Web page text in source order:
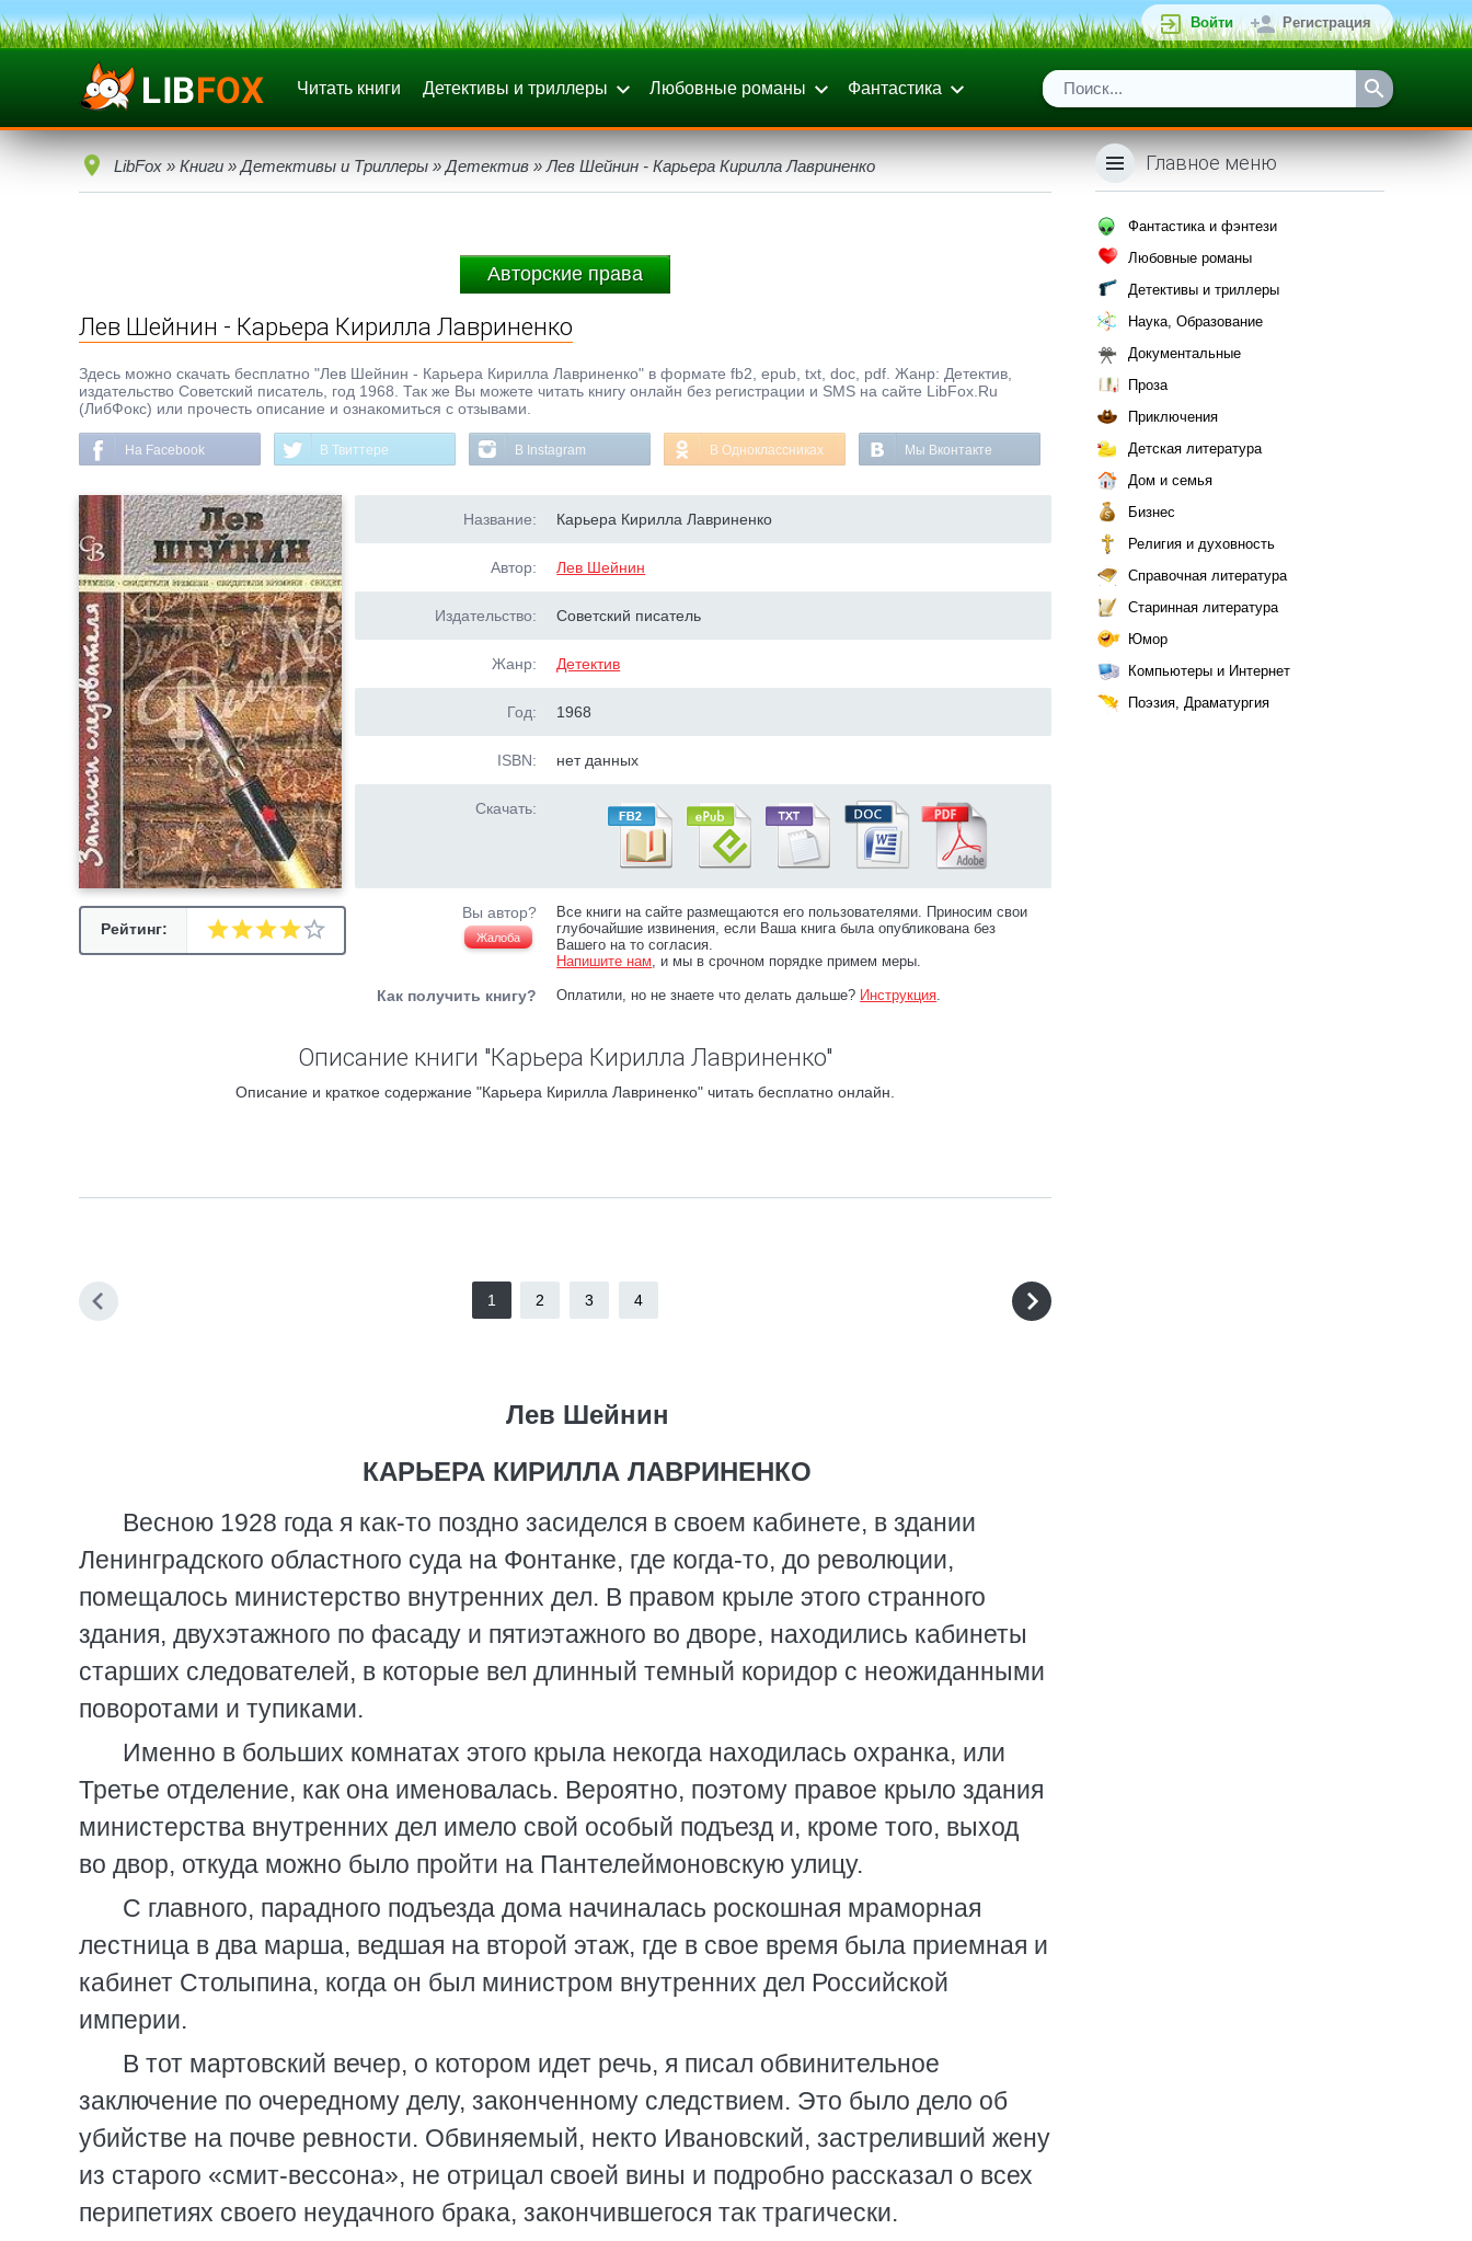
Войти Регистрация
Читать книги Детективы и триллеры Любовные романы Фантастика
LibFox » Книги » Детективы и Триллеры » Детектив » Лев Шейнин - Карьера Кирилла Лавриненко
Авторские права
Лев Шейнин - Карьера Кирилла Лавриненко
Здесь можно скачать бесплатно "Лев Шейнин - Карьера Кирилла Лавриненко" в формате fb2, epub, txt, doc, pdf. Жанр: Детектив,
издательство Советский писатель, год 1968. Так же Вы можете читать книгу онлайн без регистрации и SMS на сайте LibFox.Ru
(ЛибФокс) или прочесть описание и ознакомиться с отзывами.
На Facebook В Твиттере В Instagram В Одноклассниках Мы Вконтакте
Рейтинг:
Название: Карьера Кирилла Лавриненко
Автор: Лев Шейнин
Издательство: Советский писатель
Жанр: Детектив
Год: 1968
ISBN: нет данных
Скачать:
Вы автор?
Жалоба
Все книги на сайте размещаются его пользователями. Приносим свои
глубочайшие извинения, если Ваша книга была опубликована без
Вашего на то согласия.
Напишите нам, и мы в срочном порядке примем меры.
Как получить книгу? Оплатили, но не знаете что делать дальше? Инструкция.
Описание книги "Карьера Кирилла Лавриненко"
Описание и краткое содержание "Карьера Кирилла Лавриненко" читать бесплатно онлайн.
1 2 3 4
Лев Шейнин
КАРЬЕРА КИРИЛЛА ЛАВРИНЕНКО
Весною 1928 года я как-то поздно засиделся в своем кабинете, в здании
Ленинградского областного суда на Фонтанке, где когда-то, до революции,
помещалось министерство внутренних дел. В правом крыле этого странного
здания, двухэтажного по фасаду и пятиэтажного во дворе, находились кабинеты
старших следователей, в которые вел длинный темный коридор с неожиданными
поворотами и тупиками.
Именно в больших комнатах этого крыла некогда находилась охранка, или
Третье отделение, как она именовалась. Вероятно, поэтому правое крыло здания
министерства внутренних дел имело свой особый подъезд и, кроме того, выход
во двор, откуда можно было пройти на Пантелеймоновскую улицу.
С главного, парадного подъезда дома начиналась роскошная мраморная
лестница в два марша, ведшая на второй этаж, где в свое время была приемная и
кабинет Столыпина, когда он был министром внутренних дел Российской
империи.
В тот мартовский вечер, о котором идет речь, я писал обвинительное
заключение по очередному делу, законченному следствием. Это было дело об
убийстве на почве ревности. Обвиняемый, некто Ивановский, застреливший жену
из старого «смит-вессона», не отрицал своей вины и подробно рассказал о всех
перипетиях своего неудачного брака, закончившегося так трагически.
Главное меню
Фантастика и фэнтези
Любовные романы
Детективы и триллеры
Наука, Образование
Документальные
Проза
Приключения
Детская литература
Дом и семья
Бизнес
Религия и духовность
Справочная литература
Старинная литература
Юмор
Компьютеры и Интернет
Поэзия, Драматургия